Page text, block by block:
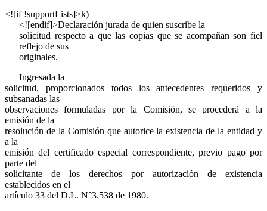
<![if !supportLists]>k)
<![endif]>Declaración jurada de quien suscribe la
solicitud respecto a que las copias que se acompañan son fiel
reflejo de sus
originales.
Ingresada la
solicitud, proporcionados todos los antecedentes requeridos y
subsanadas las
observaciones formuladas por la Comisión, se procederá a la
emisión de la
resolución de la Comisión que autorice la existencia de la entidad y
a la
emisión del certificado especial correspondiente, previo pago por
parte del
solicitante de los derechos por autorización de existencia
establecidos en el
artículo 33 del D.L. N°3.538 de 1980.